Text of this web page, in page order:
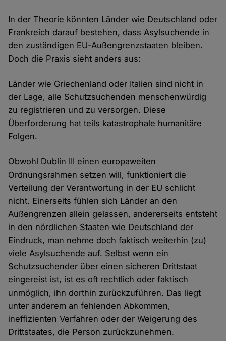
In der Theorie könnten Länder wie Deutschland oder
Frankreich darauf bestehen, dass Asylsuchende in
den zuständigen EU-Außengrenzstaaten bleiben.
Doch die Praxis sieht anders aus:
Länder wie Griechenland oder Italien sind nicht in
der Lage, alle Schutzsuchenden menschenwürdig
zu registrieren und zu versorgen. Diese
Überforderung hat teils katastrophale humanitäre
Folgen.
Obwohl Dublin III einen europaweiten
Ordnungsrahmen setzen will, funktioniert die
Verteilung der Verantwortung in der EU schlicht
nicht. Einerseits fühlen sich Länder an den
Außengrenzen allein gelassen, andererseits entsteht
in den nördlichen Staaten wie Deutschland der
Eindruck, man nehme doch faktisch weiterhin (zu)
viele Asylsuchende auf. Selbst wenn ein
Schutzsuchender über einen sicheren Drittstaat
eingereist ist, ist es oft rechtlich oder faktisch
unmöglich, ihn dorthin zurückzuführen. Das liegt
unter anderem an fehlenden Abkommen,
ineffizienten Verfahren oder der Weigerung des
Drittstaates, die Person zurückzunehmen.